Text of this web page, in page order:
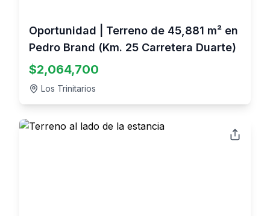
Oportunidad | Terreno de 45,881 m² en
Pedro Brand (Km. 25 Carretera Duarte)
$2,064,700
Los Trinitarios